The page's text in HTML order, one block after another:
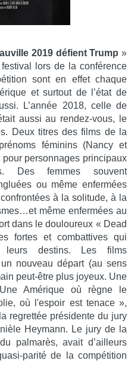
2019 défient Trump »
lors de la conférence
sont en effet chaque
et surtout de l’état de
L’année 2018, celle de
aussi au rendez-vous, le
Deux titres des films de la
féminins (Nancy et
pour personnages principaux
Des femmes souvent
ou même enfermées
à la solitude, à la
même enfermées au
dans le douloureux « Dead
fortes et combattives qui
leurs destins. Les films
nouveau départ (au sens
peut-être plus joyeux. Une
Amérique où règne le
où l'espoir est tenace »,
regrettée présidente du jury
Heymann. Le jury de la
palmarès, avait d’ailleurs
parité de la compétition